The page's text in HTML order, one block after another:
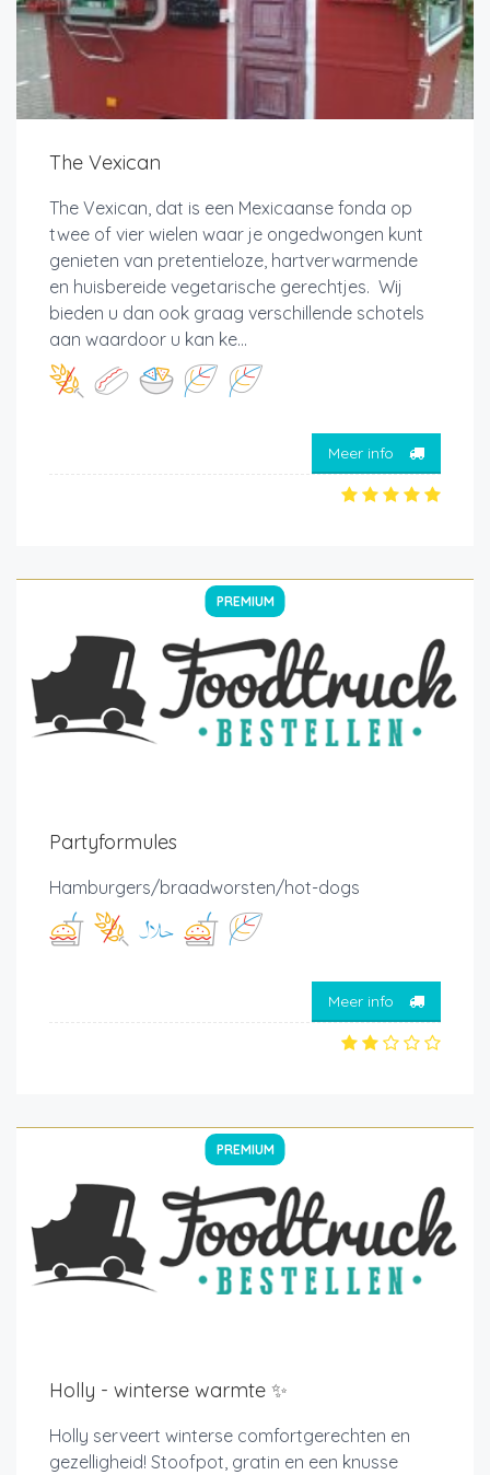
The Vexican
The Vexican, dat is een Mexicaanse fonda op
twee of vier wielen waar je ongedwongen kunt
genieten van pretentieloze, hartverwarmende
en huisbereide vegetarische gerechtjes. Wij
bieden u dan ook graag verschillende schotels
aan waardoor u kan ke...
Meer info
PREMIUM
Partyformules
Hamburgers/braadworsten/hot-dogs
Meer info
PREMIUM
Holly - winterse warmte ✨
Holly serveert winterse comfortgerechten en
gezelligheid! Stoofpot, gratin en een knusse